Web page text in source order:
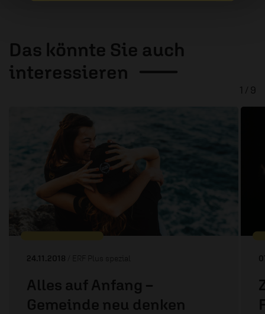
Das könnte Sie auch
interessieren
24.11.2018 / ERF Plus spezial
Alles auf Anfang –
Gemeinde neu denken
1 / 9